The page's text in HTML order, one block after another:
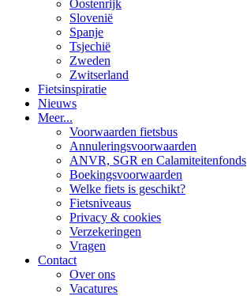
Oostenrijk
Slovenië
Spanje
Tsjechië
Zweden
Zwitserland
Fietsinspiratie
Nieuws
Meer...
Voorwaarden fietsbus
Annuleringsvoorwaarden
ANVR, SGR en Calamiteitenfonds
Boekingsvoorwaarden
Welke fiets is geschikt?
Fietsniveaus
Privacy & cookies
Verzekeringen
Vragen
Contact
Over ons
Vacatures